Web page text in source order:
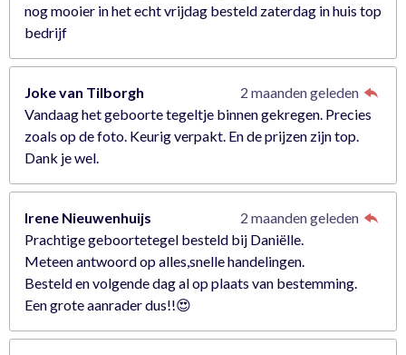
nog mooier in het echt vrijdag besteld zaterdag in huis top
bedrijf
Joke van Tilborgh
2 maanden geleden
Vandaag het geboorte tegeltje binnen gekregen. Precies
zoals op de foto. Keurig verpakt. En de prijzen zijn top.
Dank je wel.
Irene Nieuwenhuijs
2 maanden geleden
Prachtige geboortetegel besteld bij Daniëlle.
Meteen antwoord op alles,snelle handelingen.
Besteld en volgende dag al op plaats van bestemming.
Een grote aanrader dus!!😍